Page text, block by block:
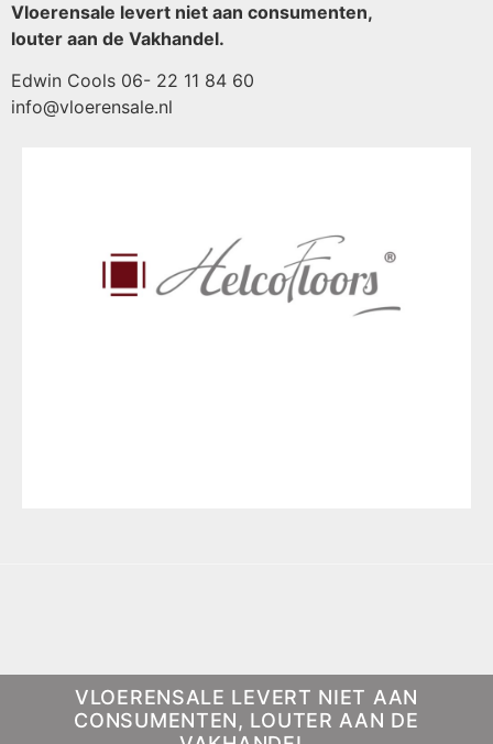
Vloerensale levert niet aan consumenten,
louter aan de Vakhandel.
Edwin Cools 06- 22 11 84 60
info@vloerensale.nl
VLOERENSALE LEVERT NIET AAN
CONSUMENTEN, LOUTER AAN DE